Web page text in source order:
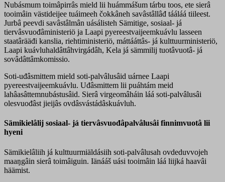
Nubásmum toimâpirrâs mield lii huámmášum tárbu toos, ete sierâ
tooimâin västideijee tuáimeeh čokkâneh savâstâllâđ tááláá tiileest.
Jurbâ peevdi savâstâlmân uásálisteh Sämitige, sosiaal- já
tiervâsvuođâministeriö ja Laapi pyereestvaijeemkuávlu lasseen
staatârääđi kanslia, riehtiministeriö, máttááttâs- já kulttuurministeriö,
Laapi kuávluhaldâttâhvirgádâh, Kela já sämmilij tuotâvuotâ- já
sovâdâttâmkomissio.
Soti-uđâsmittem mield soti-palvâlusâid uárnee Laapi
pyereestvaijeemkuávlu. Uđâsmittem lii puáhtám meid
lahâasâttemnubástusâid. Sierâ virgeomâháin láá soti-palvâlusâi
olesvuođâst jieijâs ovdâsvástádâskuávluh.
Sämikielâlij sosiaal- já tiervâsvuođâpalvâlusâi finnimvuotâ lii
hyeni
Sämikielâliih já kulttuurmiäldásiih soti-palvâlusah ovdeduvvojeh
maaŋgâin sierâ toimâiguin. Iänááš uási tooimâin láá liijká haavâi
häämist.